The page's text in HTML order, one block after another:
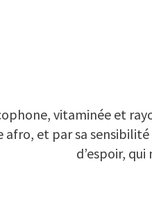
vitaminée et
et par sa
d’espoir,